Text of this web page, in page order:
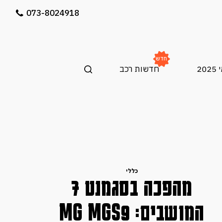
073-8024918
חדש
חדשות רכב
כללי
בקרוב בארץ
הונגצ׳י EHS5 בישראל:
SUV חשמלי יוקרתי
בקרוב בארץ